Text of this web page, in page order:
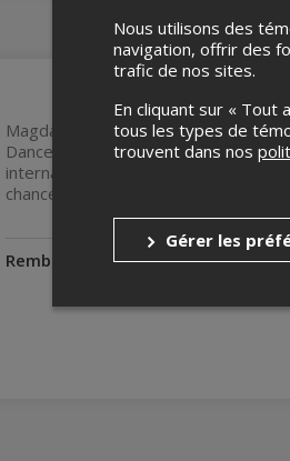
Magdala est une chanteuse de
Dancehall et le R&B. Avec des
internationale. En 2023, elle a été
chance de découvrir sa musique
Remboursements
Nous utilisons des
navigation, offrir des
trafic de nos sites.
En cliquant sur « Tout
tous les types de
trouvent dans nos
Gérer les